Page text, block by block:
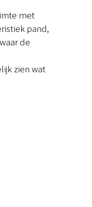
met
pand,
de
zien wat